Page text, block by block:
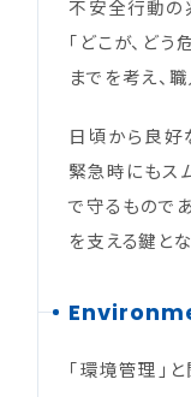
不安全行動の
「どこが、ど
までを考え、
日頃から良好
緊急時にもス
で守るもので
を支える鍵とな
「環境管理」